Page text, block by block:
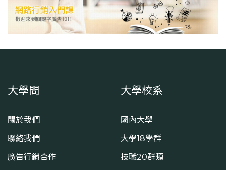
大學問
關於我們
聯絡我們
廣告行銷合作
大學校系
國內大學
大學18學群
技職20群類